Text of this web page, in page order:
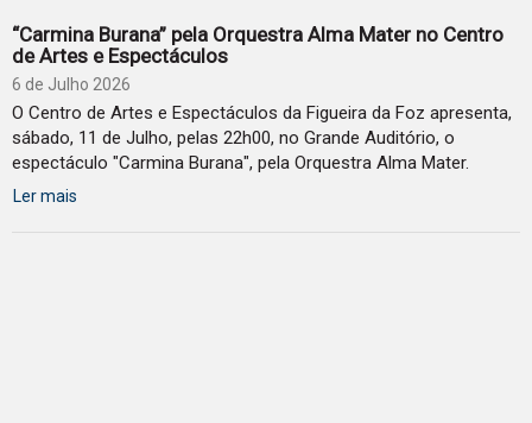
“Carmina Burana” pela Orquestra Alma Mater no Centro
de Artes e Espectáculos
6 de Julho 2026
O Centro de Artes e Espectáculos da Figueira da Foz apresenta,
sábado, 11 de Julho, pelas 22h00, no Grande Auditório, o
espectáculo "Carmina Burana", pela Orquestra Alma Mater.
Ler mais